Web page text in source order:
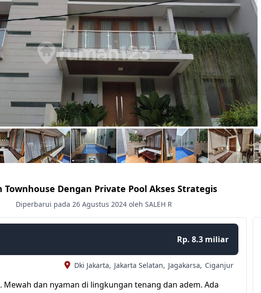
Townhouse Dengan Private Pool Akses Strategis
Diperbarui pada 26 Agustus 2024 oleh SALEH R
Rp. 8.3 miliar
Dki Jakarta, Jakarta Selatan, Jagakarsa, Ciganjur
dan nyaman di lingkungan tenang dan adem. Ada